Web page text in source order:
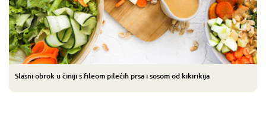
Slasni obrok u činiji s fileom pilećih prsa i sosom od kikirikija